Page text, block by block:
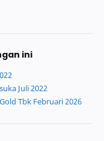
ini
Juli 2022
Tbk Februari 2026